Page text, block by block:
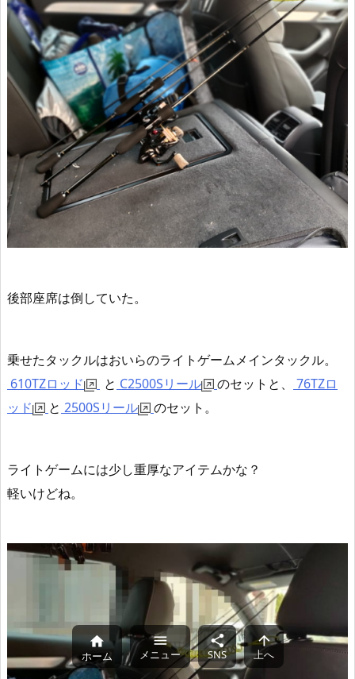
後部座席は倒していた。
乗せたタックルはおいらのライトゲームメインタックル。
610TZロッド
と C2500Sリール のセットと、
76TZロ
ッド
と 2500Sリール のセット。
ライトゲームには少し重厚なアイテムかな？
軽いけどね。

ホーム

メニュー

SNS

上へ